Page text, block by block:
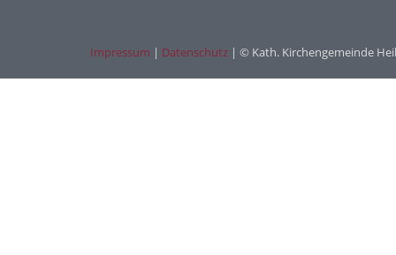
Impressum | Datenschutz | © Kath. Kirchengemeinde